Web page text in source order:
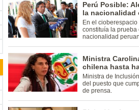
Perú Posible:
la nacionalidad
En el
constituía la
nacionalidad
Ministra
chilena hasta
Ministra de
del puesto que
de prensa.